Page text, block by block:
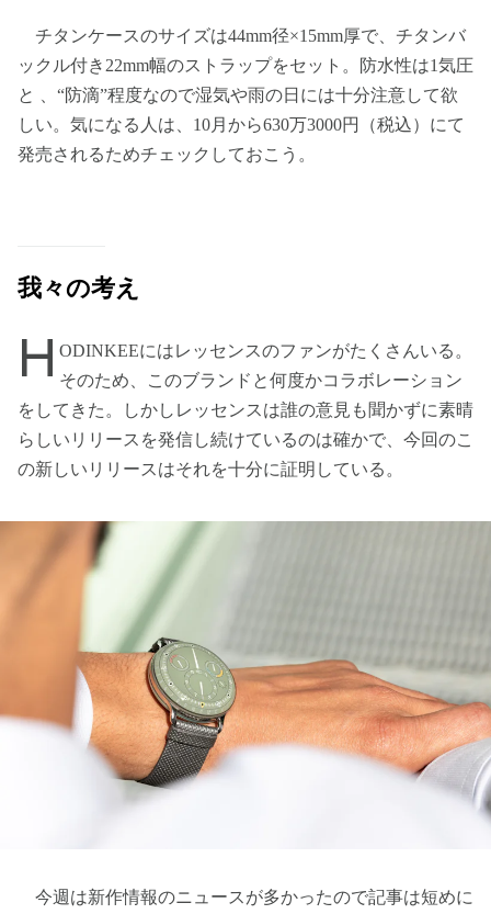
チタンケースのサイズは44mm径×15mm厚で、チタンバ
ックル付き22mm幅のストラップをセット。防水性は1気圧
と 、“防滴”程度なので湿気や雨の日には十分注意して欲
しい。気になる人は、10月から630万3000円（税込）にて
発売されるためチェックしておこう。
我々の考え
H ODINKEEにはレッセンスのファンがたくさんいる。
そのため、このブランドと何度かコラボレーション
をしてきた。しかしレッセンスは誰の意見も聞かずに素晴
らしいリリースを発信し続けているのは確かで、今回のこ
の新しいリリースはそれを十分に証明している。
今週は新作情報のニュースが多かったので記事は短めに